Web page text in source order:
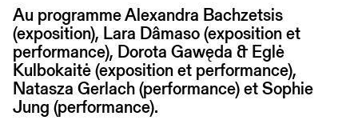
Au programme Alexandra Bachzetsis
(exposition), Lara Dâmaso (exposition et
performance), Dorota Gawęda & Eglė
Kulbokaitė (exposition et performance),
Natasza Gerlach (performance) et Sophie
Jung (performance).